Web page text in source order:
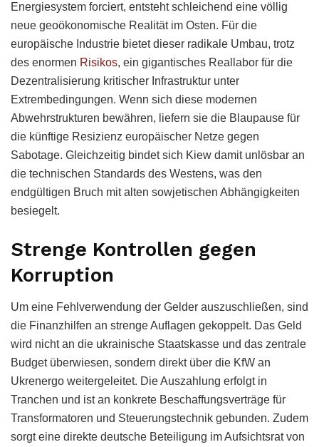
Energiesystem forciert, entsteht schleichend eine völlig
neue geoökonomische Realität im Osten. Für die
europäische Industrie bietet dieser radikale Umbau, trotz
des enormen Risikos, ein gigantisches Reallabor für die
Dezentralisierung kritischer Infrastruktur unter
Extrembedingungen. Wenn sich diese modernen
Abwehrstrukturen bewähren, liefern sie die Blaupause für
die künftige Resizienz europäischer Netze gegen
Sabotage. Gleichzeitig bindet sich Kiew damit unlösbar an
die technischen Standards des Westens, was den
endgültigen Bruch mit alten sowjetischen Abhängigkeiten
besiegelt.
Strenge Kontrollen gegen
Korruption
Um eine Fehlverwendung der Gelder auszuschließen, sind
die Finanzhilfen an strenge Auflagen gekoppelt. Das Geld
wird nicht an die ukrainische Staatskasse und das zentrale
Budget überwiesen, sondern direkt über die KfW an
Ukrenergo weitergeleitet. Die Auszahlung erfolgt in
Tranchen und ist an konkrete Beschaffungsverträge für
Transformatoren und Steuerungstechnik gebunden. Zudem
sorgt eine direkte deutsche Beteiligung im Aufsichtsrat von